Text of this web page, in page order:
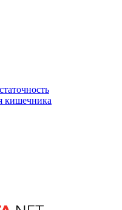
кишечника